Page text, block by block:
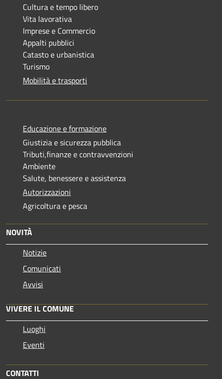
Cultura e tempo libero
Vita lavorativa
Imprese e Commercio
Appalti pubblici
Catasto e urbanistica
Turismo
Mobilità e trasporti
Educazione e formazione
Giustizia e sicurezza pubblica
Tributi,finanze e contravvenzioni
Ambiente
Salute, benessere e assistenza
Autorizzazioni
Agricoltura e pesca
NOVITÀ
Notizie
Comunicati
Avvisi
VIVERE IL COMUNE
Luoghi
Eventi
CONTATTI